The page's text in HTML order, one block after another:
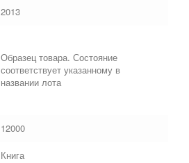
2013
Образец товара. Состояние
соответствует указанному в
названии лота
12000
Книга